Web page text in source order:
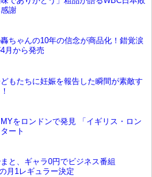
謝
ちゃんの10年の信念が商品化！錯覚涙
月から発売
もたちに妊娠を報告した瞬間が素敵す
をロンドンで発見 「イギリス・ロン
ート
と、ギャラ0円でビジネス番組
月1レギュラー決定